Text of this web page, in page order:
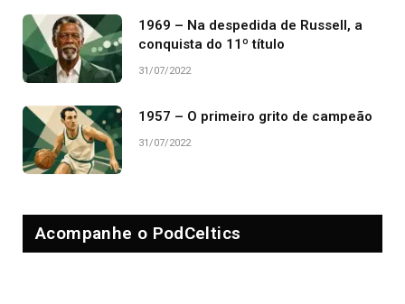
1969 – Na despedida de Russell, a
conquista do 11º título
31/07/2022
1957 – O primeiro grito de campeão
31/07/2022
Acompanhe o PodCeltics